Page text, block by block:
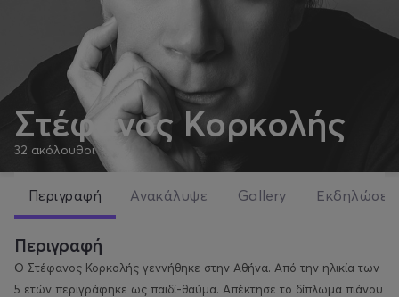
Στέφανος Κορκολής
32 ακόλουθοι
Περιγραφή Ανακάλυψε Gallery Εκδηλώσεις
Περιγραφή
Ο Στέφανος Κορκολής γεννήθηκε στην Αθήνα. Από την ηλικία των
5 ετών περιγράφηκε ως παιδί-θαύμα. Απέκτησε το δίπλωμα πιάνου